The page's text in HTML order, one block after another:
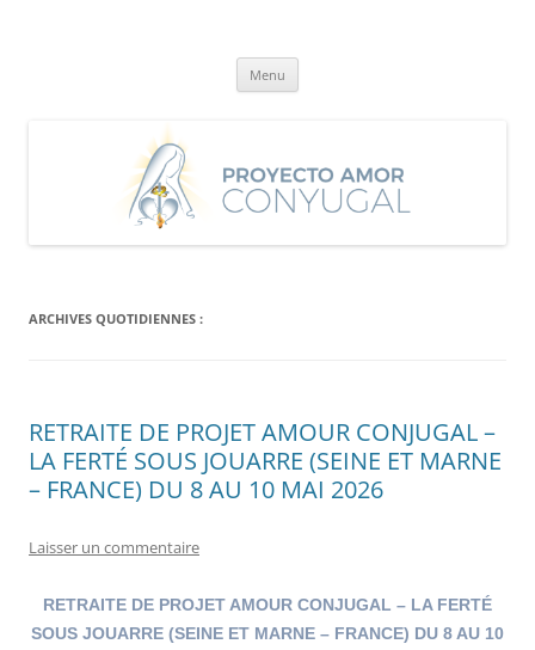
Menu
ARCHIVES QUOTIDIENNES :
RETRAITE DE PROJET AMOUR CONJUGAL –
LA FERTÉ SOUS JOUARRE (SEINE ET MARNE
– FRANCE) DU 8 AU 10 MAI 2026
Laisser un commentaire
RETRAITE DE PROJET AMOUR CONJUGAL – LA FERTÉ
SOUS JOUARRE (SEINE ET MARNE – FRANCE) DU 8 AU 10